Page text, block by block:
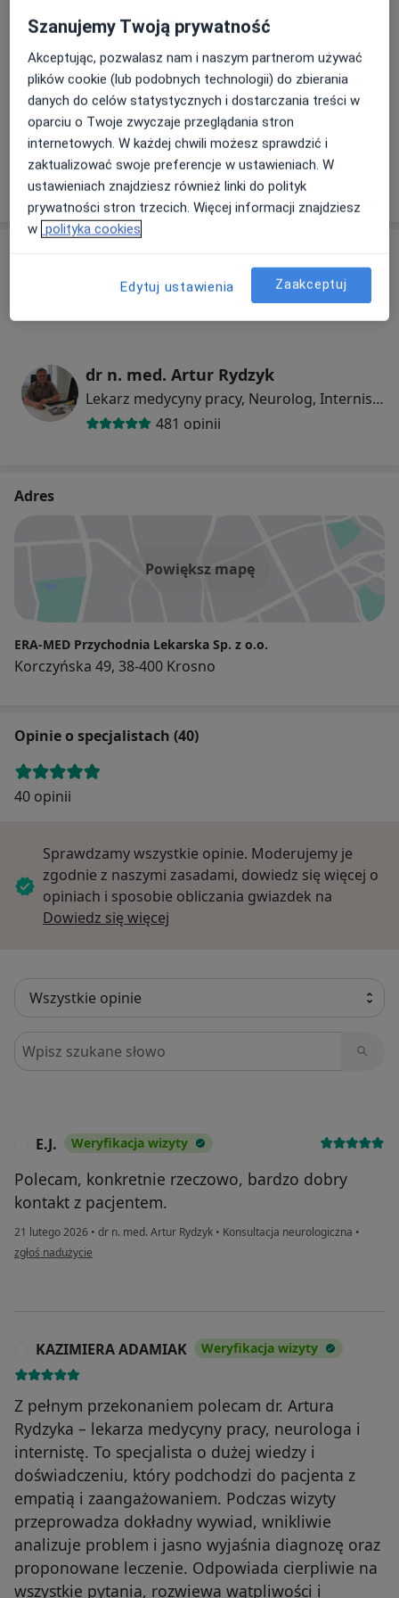
Badania uczniów, studentów i doktorantów
Szczegóły badania uczniów, studentów i
Konsultacja lekarska
Od 150 zł
SzczegółyKonsultacja lekarska
W jaki sposób ustalane są ceny?
Lekarz medycyny pracy
dr n. med. Artur Rydzyk
Lekarz medycyny pracy, Neurolog, Internista
481 opinii
Adres
Powiększ mapę
ERA-MED Przychodnia Lekarska Sp. z o.o.
Korczyńska 49, 38-400 Krosno
Opinie o specjalistach (40)
40 opinii
Sprawdzamy wszystkie opinie. Moderujemy je
zgodnie z naszymi zasadami, dowiedz się więcej o
opiniach i sposobie obliczania gwiazdek na
Dowiedz się więcej
Szukaj w opiniach
E.J. Weryfikacja wizyty
Polecam, konkretnie rzeczowo, bardzo dobry
kontakt z pacjentem.
21 lutego 2026 • dr n. med. Artur Rydzyk • Konsultacja neurologiczna •
w opinii użytkownika E.J.
zgłoś nadużycie
KAZIMIERA ADAMIAK Weryfikacja wizyty
Z pełnym przekonaniem polecam dr. Artura
Rydzyka – lekarza medycyny pracy, neurologa i
internistę. To specjalista o dużej wiedzy i
doświadczeniu, który podchodzi do pacjenta z
empatią i zaangażowaniem. Podczas wizyty
przeprowadza dokładny wywiad, wnikliwie
analizuje problem i jasno wyjaśnia diagnozę oraz
proponowane leczenie. Odpowiada cierpliwie na
wszystkie pytania, rozwiewa wątpliwości i
Szanujemy Twoją prywatność
Akceptując, pozwalasz nam i naszym partnerom używać
plików cookie (lub podobnych technologii) do zbierania
danych do celów statystycznych i dostarczania treści w
oparciu o Twoje zwyczaje przeglądania stron
internetowych. W każdej chwili możesz sprawdzić i
zaktualizować swoje preferencje w ustawieniach. W
ustawieniach znajdziesz również linki do polityk
prywatności stron trzecich. Więcej informacji znajdziesz
w polityka cookies
Edytuj ustawienia Zaakceptuj